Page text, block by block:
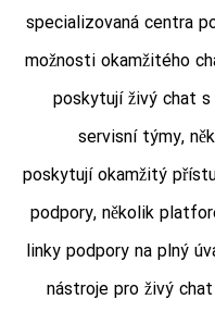
specializovaná centra
možnosti okamžitého
poskytují živý chat
servisní týmy,
poskytují okamžitý
podpory, několik
linky podpory na plný
nástroje pro živý